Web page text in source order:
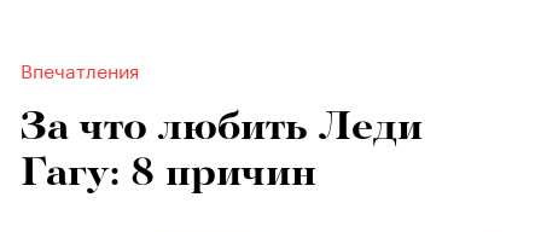
Впечатления
За что любить Леди
Гагу: 8 причин